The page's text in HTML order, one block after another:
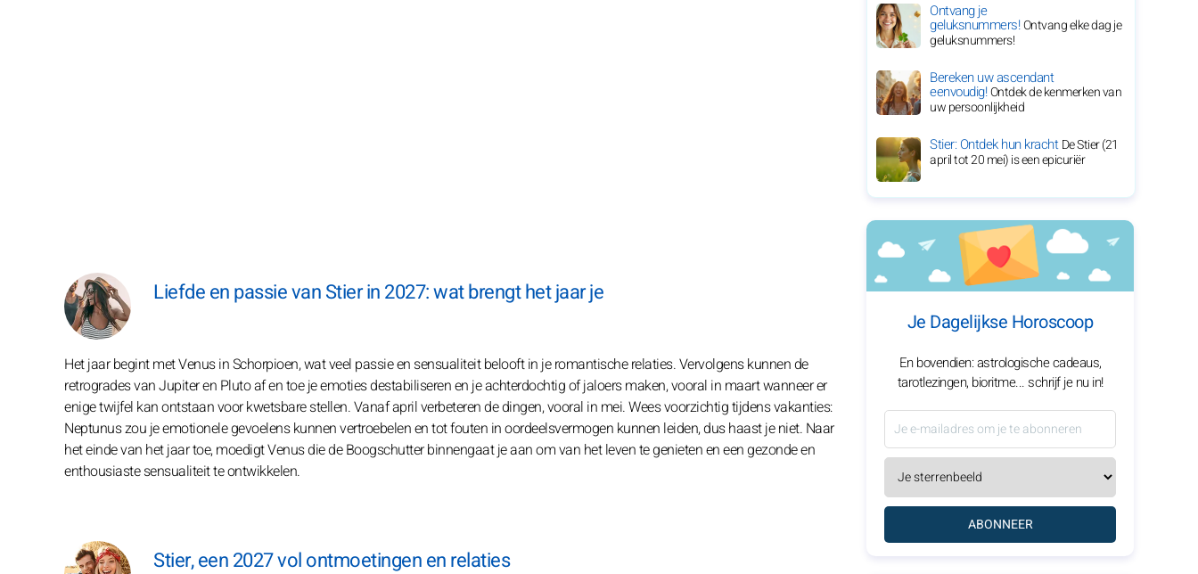
Liefde en passie van Stier in 2027: wat brengt het jaar je
Het jaar begint met Venus in Schorpioen, wat veel passie en sensualiteit belooft in je romantische relaties. Vervolgens kunnen de
retrogrades van Jupiter en Pluto af en toe je emoties destabiliseren en je achterdochtig of jaloers maken, vooral in maart wanneer er
enige twijfel kan ontstaan voor kwetsbare stellen. Vanaf april verbeteren de dingen, vooral in mei. Wees voorzichtig tijdens vakanties:
Neptunus zou je emotionele gevoelens kunnen vertroebelen en tot fouten in oordeelsvermogen kunnen leiden, dus haast je niet. Naar
het einde van het jaar toe, moedigt Venus die de Boogschutter binnengaat je aan om van het leven te genieten en een gezonde en
enthousiaste sensualiteit te ontwikkelen.
Stier, een 2027 vol ontmoetingen en relaties
Ontvang je
geluksnummers!Ontvang elke dag je
geluksnummers!
Bereken uw ascendant
eenvoudig!Ontdek de kenmerken van
uw persoonlijkheid
Stier: Ontdek hun krachtDe Stier (21
april tot 20 mei) is een epicuriër
Je Dagelijkse Horoscoop
En bovendien: astrologische cadeaus,
tarotlezingen, bioritme... schrijf je nu in!
ABONNEER